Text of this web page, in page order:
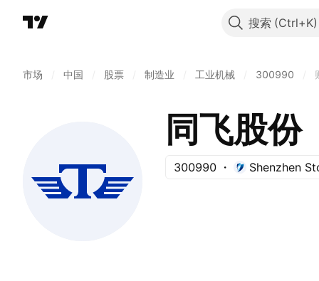
搜索
市场 中国 股票 制造业 工业机械 300990
同飞股份
300990 Shenzhen